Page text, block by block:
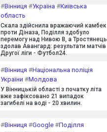
#Вінниця #Україна #Київська
область
Скала здійснила вражаючий камбек
проти Діназа, Поділля здобуло
перемогу над Нивою В, а Тростянець
здолав Авангард: результати матчів
Другої ліги - Футбол24.
#Вінниця #Національна поліція
України #Молдова
У Вінницькій області з початку літа
вже зафіксовано 21 випадок
загибелі на воді - 20 хвилин.
#Вінниця #Google #Поділля